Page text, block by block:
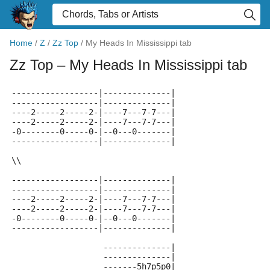
Home / Z / Zz Top / My Heads In Mississippi tab
Zz Top – My Heads In Mississippi tab
------------------|--------------|
------------------|--------------|
----2-----2-----2-|----7---7-7---|
----2-----2-----2-|----7---7-7---|
-0--------0-----0-|--0---0-------|
------------------|--------------|
\\
------------------|--------------|
------------------|--------------|
----2-----2-----2-|----7---7-7---|
----2-----2-----2-|----7---7-7---|
-0--------0-----0-|--0---0-------|
------------------|--------------|
                   --------------|
                   --------------|
                   -------5h7p5p0|